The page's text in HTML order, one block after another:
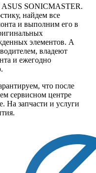
ASUS SONICMASTER.
найдем все
и выполним его в
элементов. А
владеют
и ежегодно
что после
сервисном центре
На запчасти и услуги